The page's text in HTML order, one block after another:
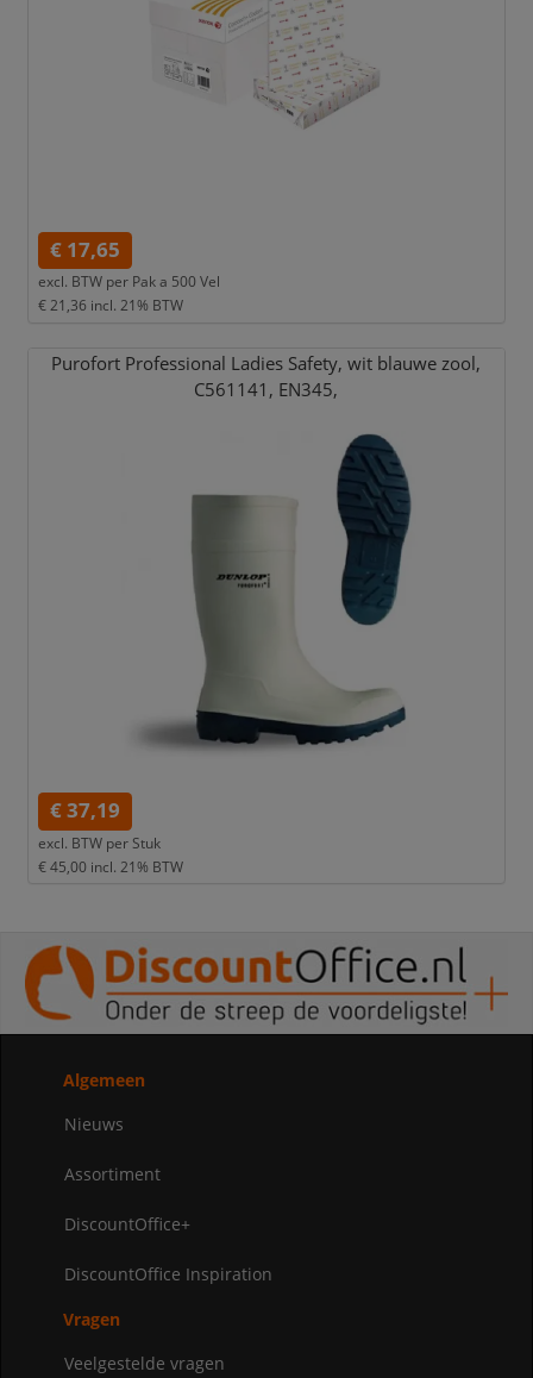
€ 17,65
excl. BTW per Pak a 500 Vel
€ 21,36 incl. 21% BTW
Purofort Professional Ladies Safety, wit blauwe zool,
C561141, EN345,
€ 37,19
excl. BTW per Stuk
€ 45,00 incl. 21% BTW
Algemeen
Nieuws
Assortiment
DiscountOffice+
DiscountOffice Inspiration
Vragen
Veelgestelde vragen